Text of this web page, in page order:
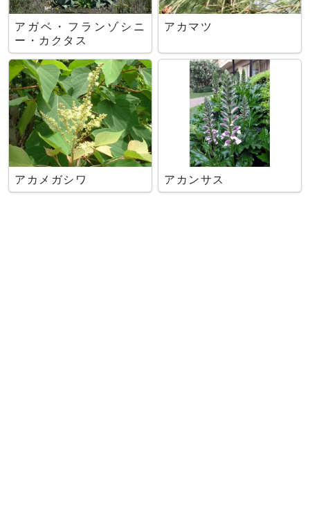
アガベ・フランゾシニ
ー・カクタス
アカマツ
アカメガシワ アカンサス